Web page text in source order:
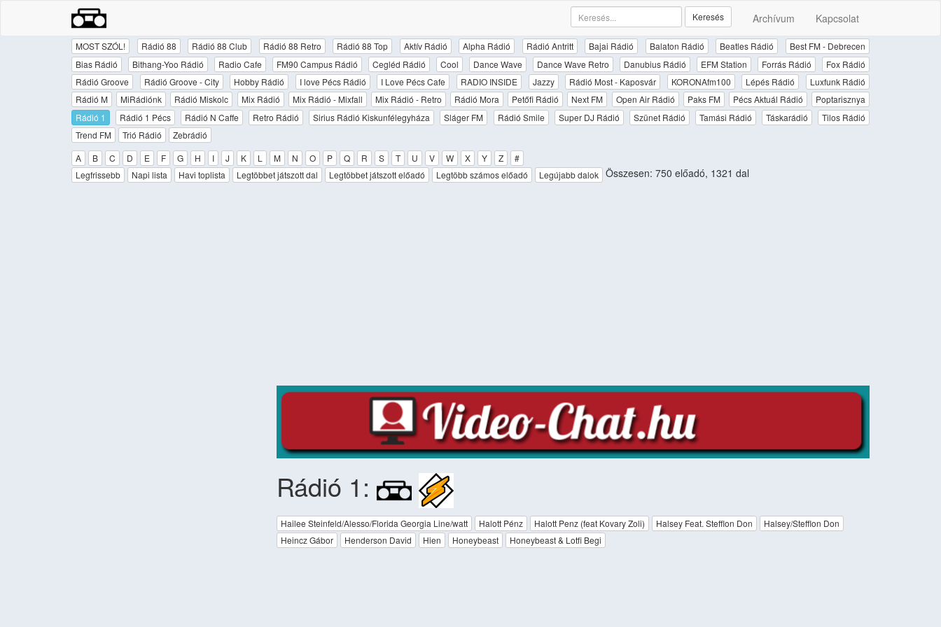
Archívum Kapcsolat
Keresés
MOST SZÓL! Rádió 88 Rádió 88 Club Rádió 88 Retro Rádió 88 Top Aktív Rádió Alpha Rádió Rádió Antritt Bajai Rádió Balaton Rádió Beatles Rádió
Best FM - Debrecen
Bias Rádió
Bithang-Yoo Rádió Radio Cafe FM90 Campus Rádió Cegléd Rádió Cool Dance Wave Dance Wave Retro Danubius Rádió EFM Station Forrás Rádió
Fox Rádió
Rádió Groove
Rádió Groove - City Hobby Rádió I love Pécs Rádió I Love Pécs Cafe RADIO INSIDE Jazzy Rádió Most - Kaposvár KORONAfm100 Lépés Rádió
Luxfunk Rádió
Rádió M
MiRádiónk Rádió Miskolc Mix Rádió Mix Rádió - Mixfall Mix Rádió - Retro Rádió Mora Petőfi Rádió Next FM Open Air Rádió Paks FM Pécs Aktuál Rádió
Poptarisznya
Rádió 1
Rádió 1 Pécs Rádió N Caffe Retro Rádió Sirius Rádió Kiskunfélegyháza Sláger FM Rádió Smile Super DJ Rádió Szünet Rádió Tamási Rádió Táskarádió
Tilos Rádió
Trend FM
Trió Rádió
Zebrádió
A
B C D E F G H I J K L M N O P Q R S T U V W X Y Z
#
Legfrissebb
Napi lista Havi toplista Legtöbbet játszott dal Legtöbbet játszott előadó Legtöbb számos előadó Legújabb dalok Összesen: 750 előadó, 1321 dal
Rádió 1:
Hailee Steinfeld/Alesso/Florida Georgia Line/watt Halott Pénz Halott Penz (feat Kovary Zoli) Halsey Feat. Stefflon Don
Halsey/Stefflon Don
Heincz Gábor
Henderson David Hien Honeybeast Honeybeast & Lotfi Begi